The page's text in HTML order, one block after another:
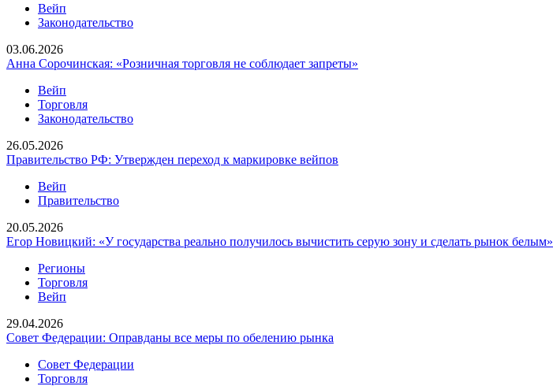
Вейп
Законодательство
03.06.2026
Анна Сорочинская: «Розничная торговля не соблюдает запреты»
Вейп
Торговля
Законодательство
26.05.2026
Правительство РФ: Утвержден переход к маркировке вейпов
Вейп
Правительство
20.05.2026
Егор Новицкий: «У государства реально получилось вычистить серую зону и сделать рынок белым»
Регионы
Торговля
Вейп
29.04.2026
Совет Федерации: Оправданы все меры по обелению рынка
Совет Федерации
Торговля